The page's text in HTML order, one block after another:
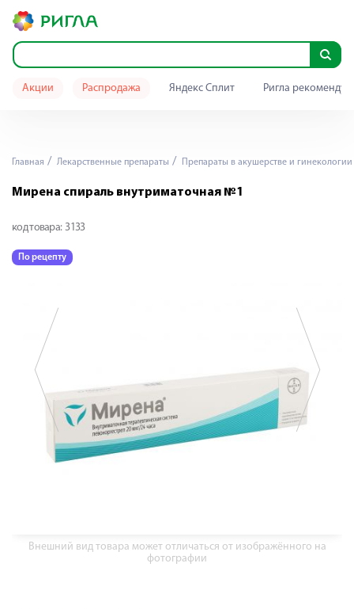
Акции Распродажа Яндекс Сплит Ригла
Главная Лекарственные препараты Препараты в акушерстве и гинекологии
Мирена спираль внутриматочная №1
код товара: 3133
По рецепту
Внешний вид товара может отличаться от изображённого на
фотографии